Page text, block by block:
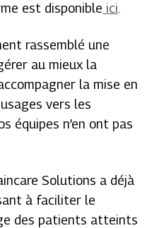
est disponible ici.
rassemblé une
au mieux la
la mise en
vers les
équipes n’en ont pas
Solutions a déjà
à faciliter le
des patients atteints